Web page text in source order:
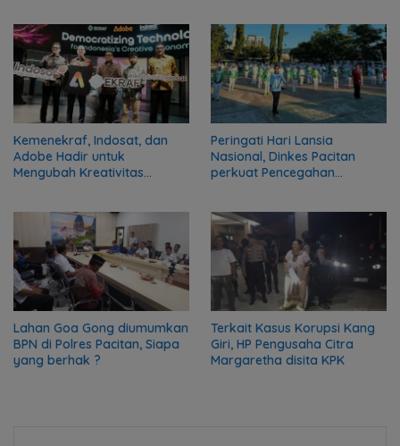
Kemenekraf, Indosat, dan
Adobe Hadir untuk
Mengubah Kreativitas
Peringati Hari Lansia
Nasional, Dinkes Pacitan
perkuat Pencegahan
Lahan Goa Gong diumumkan
BPN di Polres Pacitan, Siapa
yang berhak ?
Terkait Kasus Korupsi Kang
Giri, HP Pengusaha Citra
Margaretha disita KPK